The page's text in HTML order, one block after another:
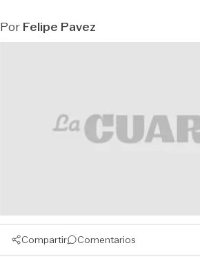
PorFelipe Pavez
Compartir Comentarios